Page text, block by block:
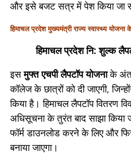
और इसे बजट सत्र में पेश किया जा
हिमाचल प्रदेश मुख्यमंत्री राज्य स्वास्थ्य योजना
हिमाचल प्रदेश नि: शुल्क
इसमुफ्त एचपी लैपटॉप योजनाके
कॉलेज के छात्रों को दी जाएगी,
किया है। हिमाचल लैपटॉप वितरण
अधिसूचना के तुरंत बाद साझा किया
फॉर्म डाउनलोड करने के लिए और
बनाया जाएगा।